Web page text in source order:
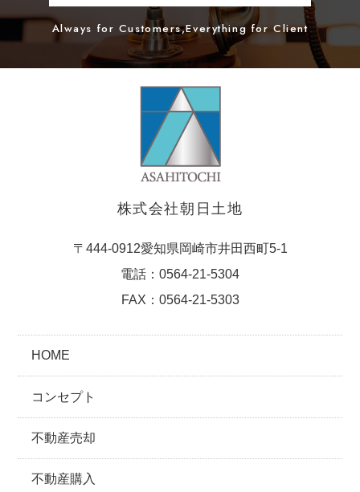
Always for Customers,Everything for Client
株式会社朝日土地
〒444-0912愛知県岡崎市井田西町5-1
電話：0564-21-5304
FAX：0564-21-5303
HOME
コンセプト
不動産売却
不動産購入